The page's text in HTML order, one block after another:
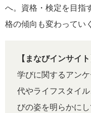
へ。資格・検定を目指
格の傾向も変わってい
【まなびインサイト
学びに関するアン
代やライフスタイ
びの姿を明らかに